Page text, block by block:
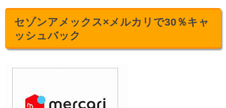
セゾンアメックス×メルカリで30％キャ
ッシュバック